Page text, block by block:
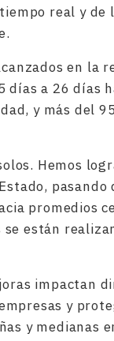
real y de
en la
días a 26 días
y más del
Hemos
pasando
promedios
se están
impactan
y
y medianas